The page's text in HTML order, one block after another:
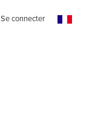
Se connecter